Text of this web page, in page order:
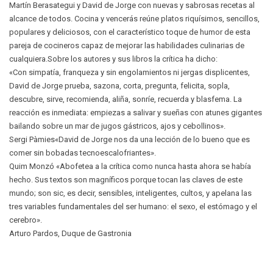
Martín Berasategui y David de Jorge con nuevas y sabrosas recetas al
alcance de todos. Cocina y vencerás reúne platos riquísimos, sencillos,
populares y deliciosos, con el característico toque de humor de esta
pareja de cocineros capaz de mejorar las habilidades culinarias de
cualquiera.Sobre los autores y sus libros la crítica ha dicho:
«Con simpatía, franqueza y sin engolamientos ni jergas displicentes,
David de Jorge prueba, sazona, corta, pregunta, felicita, sopla,
descubre, sirve, recomienda, aliña, sonríe, recuerda y blasfema. La
reacción es inmediata: empiezas a salivar y sueñas con atunes gigantes
bailando sobre un mar de jugos gástricos, ajos y cebollinos».
Sergi Pàmies«David de Jorge nos da una lección de lo bueno que es
comer sin bobadas tecnoescalofriantes».
Quim Monzó «Abofetea a la crítica como nunca hasta ahora se había
hecho. Sus textos son magníficos porque tocan las claves de este
mundo; son sic, es decir, sensibles, inteligentes, cultos, y apelana las
tres variables fundamentales del ser humano: el sexo, el estómago y el
cerebro».
Arturo Pardos, Duque de Gastronia